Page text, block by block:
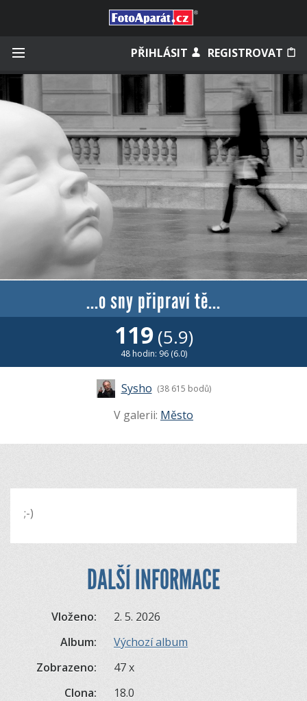
PŘIHLÁSIT REGISTROVAT
Zapamatovat
Zapomněli jste heslo?
Měli jste účet na starém webu?
...o sny připraví tě...
119 (5.9)
48 hodin: 96 (6.0)
Sysho (38 615 bodů)
V galerii: Město
;-)
DALŠÍ INFORMACE
Vloženo:
2. 5. 2026
Album:
Výchozí album
Zobrazeno:
47 x
Clona:
18.0